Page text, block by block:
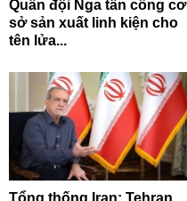
Quân đội Nga tấn công cơ
sở sản xuất linh kiện cho
tên lửa...